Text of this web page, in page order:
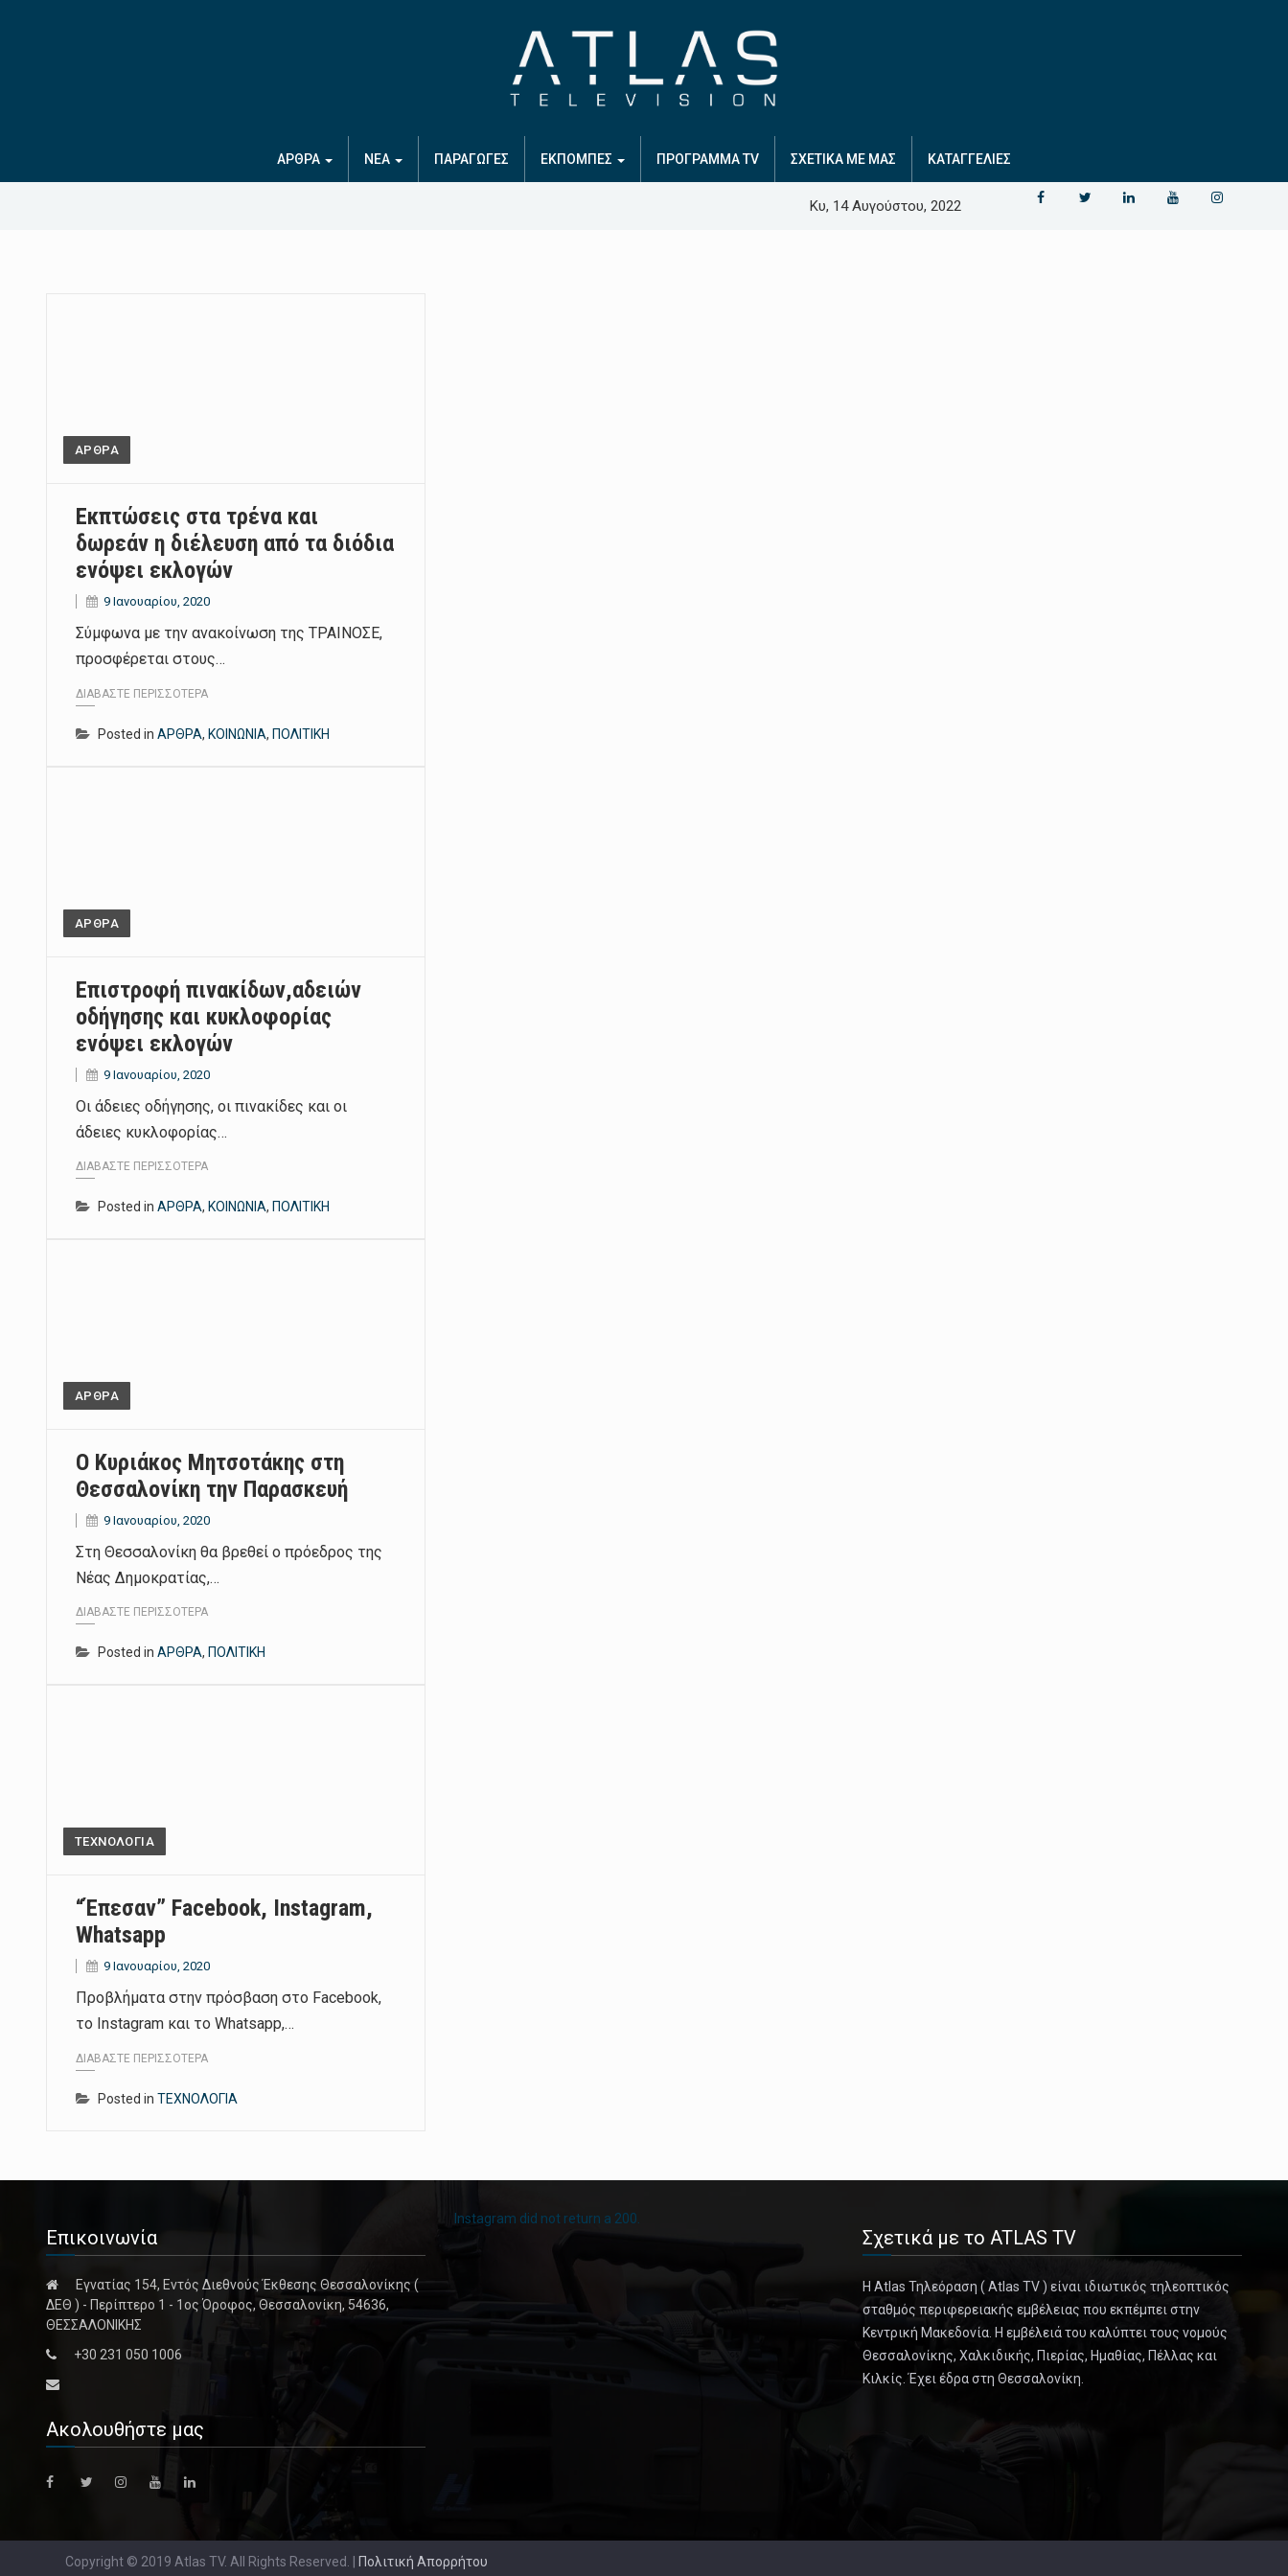
ΑΡΘΡΑ ΝΕΑ ΠΑΡΑΓΩΓΕΣ ΕΚΠΟΜΠΕΣ ΠΡΟΓΡΑΜΜΑ TV ΣΧΕΤΙΚΑ ΜΕ ΜΑΣ ΚΑΤΑΓΓΕΛΙΕΣ
Κυ, 14 Αυγούστου, 2022
ΑΡΘΡΑ
Εκπτώσεις στα τρένα και
δωρεάν η διέλευση από τα διόδια
ενόψει εκλογών
9 Ιανουαρίου, 2020
Σύμφωνα με την ανακοίνωση της ΤΡΑΙΝΟΣΕ,
προσφέρεται στους…
ΔΙΑΒΆΣΤΕ ΠΕΡΙΣΣΌΤΕΡΑ
Posted in ΑΡΘΡΑ, ΚΟΙΝΩΝΙΑ, ΠΟΛΙΤΙΚΗ
ΑΡΘΡΑ
Επιστροφή πινακίδων,αδειών
οδήγησης και κυκλοφορίας
ενόψει εκλογών
9 Ιανουαρίου, 2020
Οι άδειες οδήγησης, οι πινακίδες και οι
άδειες κυκλοφορίας…
ΔΙΑΒΆΣΤΕ ΠΕΡΙΣΣΌΤΕΡΑ
Posted in ΑΡΘΡΑ, ΚΟΙΝΩΝΙΑ, ΠΟΛΙΤΙΚΗ
ΑΡΘΡΑ
Ο Κυριάκος Μητσοτάκης στη
Θεσσαλονίκη την Παρασκευή
9 Ιανουαρίου, 2020
Στη Θεσσαλονίκη θα βρεθεί ο πρόεδρος της
Νέας Δημοκρατίας,…
ΔΙΑΒΆΣΤΕ ΠΕΡΙΣΣΌΤΕΡΑ
Posted in ΑΡΘΡΑ, ΠΟΛΙΤΙΚΗ
ΤΕΧΝΟΛΟΓΙΑ
“Έπεσαν” Facebook, Instagram,
Whatsapp
9 Ιανουαρίου, 2020
Προβλήματα στην πρόσβαση στο Facebook,
το Instagram και το Whatsapp,…
ΔΙΑΒΆΣΤΕ ΠΕΡΙΣΣΌΤΕΡΑ
Posted in ΤΕΧΝΟΛΟΓΙΑ
Επικοινωνία
Εγνατίας 154, Εντός Διεθνούς Έκθεσης Θεσσαλονίκης (
ΔΕΘ ) - Περίπτερο 1 - 1ος Όροφος, Θεσσαλονίκη, 54636,
ΘΕΣΣΑΛΟΝΙΚΗΣ
+30 231 050 1006
Ακολουθήστε μας
Instagram did not return a 200.
Σχετικά με το ATLAS TV
Η Atlas Τηλεόραση ( Atlas TV ) είναι ιδιωτικός τηλεοπτικός
σταθμός περιφερειακής εμβέλειας που εκπέμπει στην
Κεντρική Μακεδονία. Η εμβέλειά του καλύπτει τους νομούς
Θεσσαλονίκης, Χαλκιδικής, Πιερίας, Ημαθίας, Πέλλας και
Κιλκίς. Έχει έδρα στη Θεσσαλονίκη.
Copyright © 2019 Atlas TV. All Rights Reserved. | Πολιτική Απορρήτου